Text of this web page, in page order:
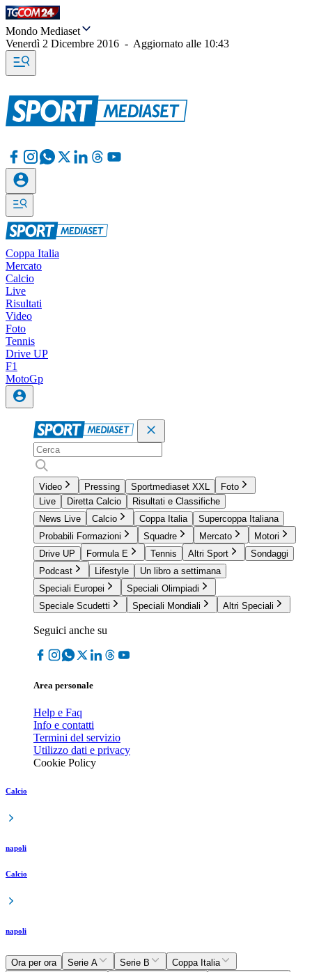
Mondo Mediaset
Venerdì 2 Dicembre 2016 - Aggiornato alle 10:43
Coppa Italia
Mercato
Calcio
Live
Risultati
Video
Foto
Tennis
Drive UP
F1
MotoGp
Video Pressing Sportmediaset XXL
Foto
Live
Diretta Calcio
Risultati e Classifiche
News Live
Calcio Coppa Italia
Supercoppa Italiana
Probabili Formazioni
Squadre Mercato
Motori
Drive UP
Formula E Tennis Altri Sport
Sondaggi
Podcast
Lifestyle
Un libro a settimana
Speciali Europei
Speciali Olimpiadi
Speciale Scudetti
Speciali Mondiali Altri Speciali
Seguici anche su
Area personale
Help e Faq
Info e contatti
Termini del servizio
Utilizzo dati e privacy
Cookie Policy
Calcio
napoli
Calcio
napoli
Ora per ora Serie A Serie B
Coppa Italia